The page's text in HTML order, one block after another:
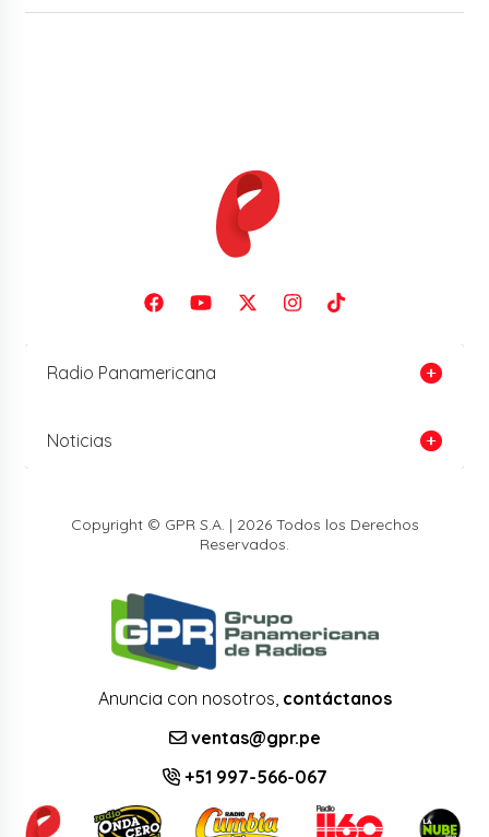
Radio Panamericana
Noticias
Copyright © GPR S.A. | 2026 Todos los Derechos
Reservados.
Anuncia con nosotros, contáctanos
ventas@gpr.pe
+51 997-566-067